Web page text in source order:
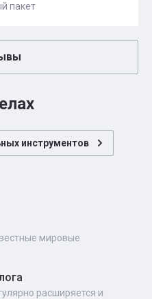
пакет
инструментов
мировые
расширяется и